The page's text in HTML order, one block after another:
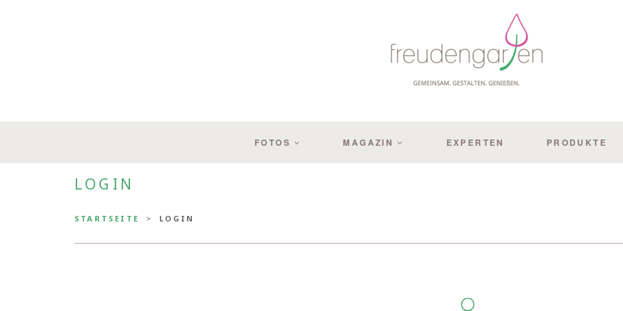
FOTOS MAGAZIN EXPERTEN PRODUKTE
LOGIN
STARTSEITE LOGIN